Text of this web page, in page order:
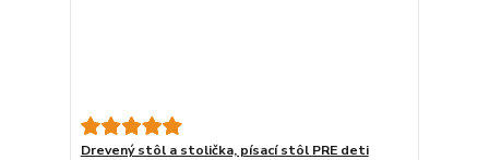
Drevený stôl a stolička, písací stôl PRE deti